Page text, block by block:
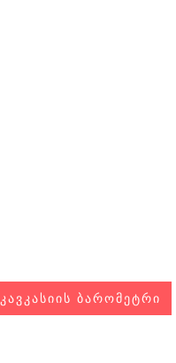
ᲙᲐᲕᲙᲐᲡᲘᲘᲡ ᲑᲐᲠᲝᲛᲔᲢᲠᲘ